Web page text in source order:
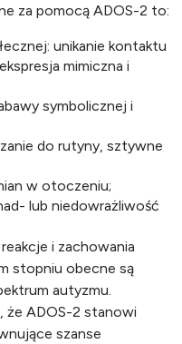
za pomocą ADOS-2 to:
unikanie kontaktu
mimiczna i
symbolicznej i
do rutyny, sztywne
w otoczeniu;
lub niedowrażliwość
i zachowania
stopniu obecne są
autyzmu.
że ADOS-2 stanowi
szanse